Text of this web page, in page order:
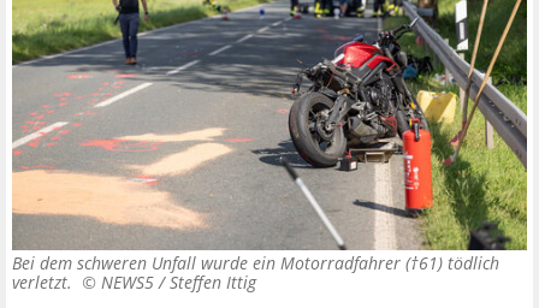
Bei dem schweren Unfall wurde ein Motorradfahrer (†61) tödlich
verletzt. © NEWS5 / Steffen Ittig